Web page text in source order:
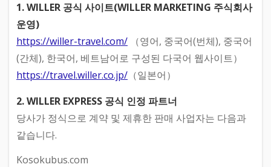
1. WILLER 공식 사이트(WILLER MARKETING 주식회사
운영)
https://willer-travel.com/ （영어, 중국어(번체), 중국어
(간체), 한국어, 베트남어로 구성된 다국어 웹사이트）
https://travel.willer.co.jp/ （일본어）
2. WILLER EXPRESS 공식 인정 파트너
당사가 정식으로 계약 및 제휴한 판매 사업자는 다음과
같습니다.
Kosokubus.com